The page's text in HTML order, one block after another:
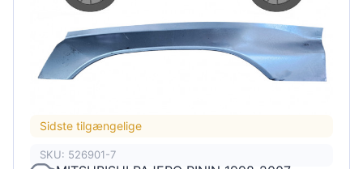
Sidste tilgængelige
SKU: 526901-7